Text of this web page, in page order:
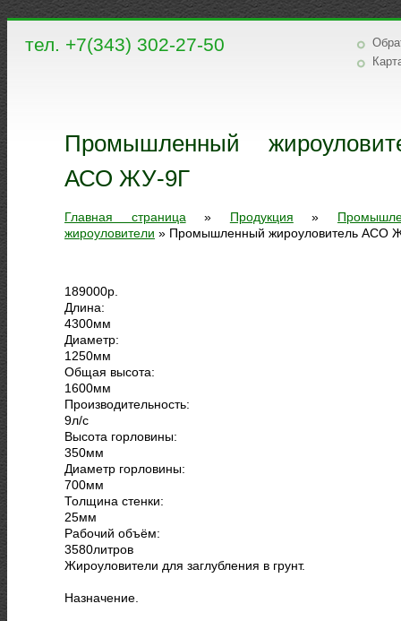
тел. +7(343) 302-27-50
Промышленный
АСО ЖУ-9Г
Главная страница » Продукция »
жироуловители » Промышленный жироуловитель АСО
189000р.
Длина:
4300мм
Диаметр:
1250мм
Общая высота:
1600мм
Производительность:
9л/с
Высота горловины:
350мм
Диаметр горловины:
700мм
Толщина стенки:
25мм
Рабочий объём:
3580литров
Жироуловители для заглубления в грунт.
Назначение.